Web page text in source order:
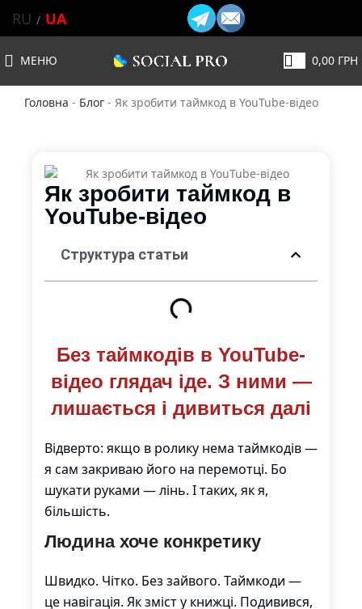
RU UA
МЕНЮ 0,00 ГРН
Головна - Блог - Як зробити таймкод в YouTube-відео
Як зробити таймкод в
YouTube-відео
Структура статьи
Без таймкодів в YouTube-
відео глядач іде. З ними —
лишається і дивиться далі
Відверто: якщо в ролику нема таймкодів —
я сам закриваю його на перемотці. Бо
шукати руками — лінь. І таких, як я,
більшість.
Людина хоче конкретику
Швидко. Чітко. Без зайвого. Таймкоди —
це навігація. Як зміст у книжці. Подивився,